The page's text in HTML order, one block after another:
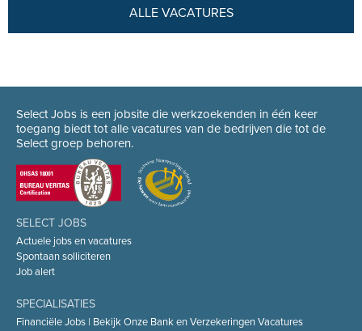
ALLE VACATURES
Select Jobs is een jobsite die werkzoekenden in één keer
toegang biedt tot alle vacatures van de bedrijven die tot de
Select groep behoren.
SELECT JOBS
Actuele jobs en vacatures
Spontaan solliciteren
Job alert
SPECIALISATIES
Financiële Jobs | Bekijk Onze Bank en Verzekeringen Vacatures